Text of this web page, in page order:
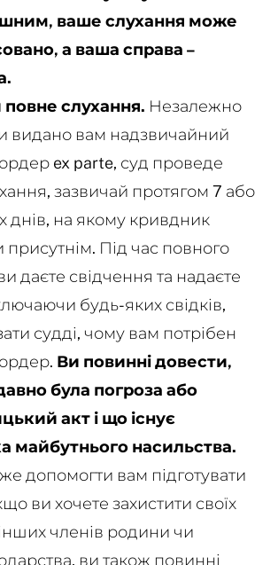
ваше слухання може
а ваша справа –
повне слухання. Незалежно
видано вам надзвичайний
ex parte, суд проведе
зазвичай протягом 7 або
днів, на якому кривдник
Під час повного
даєте свідчення та надаєте
будь-яких свідків,
судді, чому вам потрібен
Ви повинні довести,
була погроза або
акт і що існує
майбутнього насильства.
допомогти вам підготувати
ви хочете захистити своїх
членів родини чи
ви також повинні